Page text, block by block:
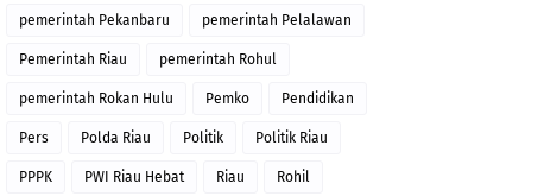
pemerintah Pekanbaru pemerintah Pelalawan
Pemerintah Riau pemerintah Rohul
pemerintah Rokan Hulu Pemko Pendidikan
Pers Polda Riau Politik Politik Riau
PPPK PWI Riau Hebat Riau Rohil